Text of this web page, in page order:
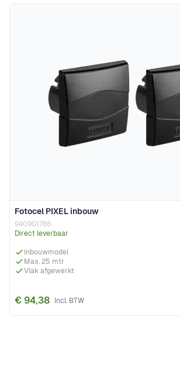
Fotocel PIXEL inbouw
940901766
Direct leverbaar
Inbouwmodel
Max. 25 mtr
Vlak afgewerkt
€ 94,38